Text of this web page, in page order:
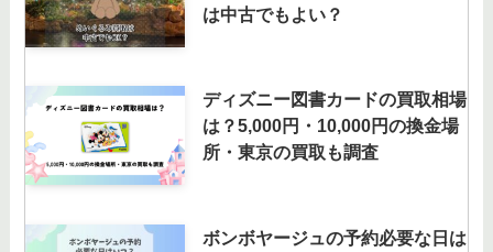
は中古でもよい？
ディズニー図書カードの買取相場
は？5,000円・10,000円の換金場
所・東京の買取も調査
ボンボヤージュの予約必要な日は